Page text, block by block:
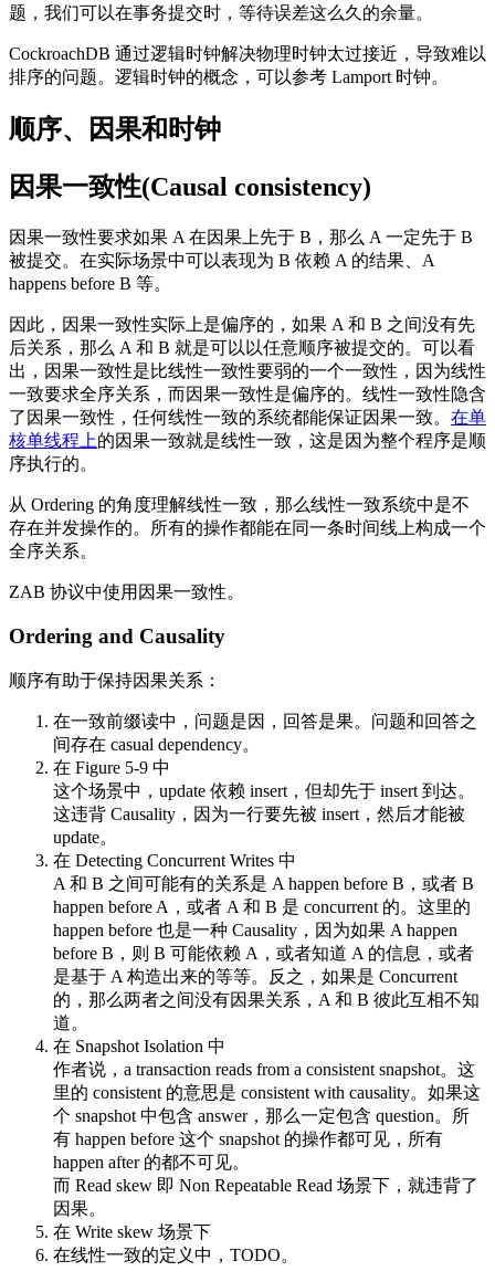
题，我们可以在事务提交时，等待误差这么久的余量。
CockroachDB 通过逻辑时钟解决物理时钟太过接近，导致难以
排序的问题。逻辑时钟的概念，可以参考 Lamport 时钟。
顺序、因果和时钟
因果一致性(Causal consistency)
因果一致性要求如果 A 在因果上先于 B，那么 A 一定先于 B
被提交。在实际场景中可以表现为 B 依赖 A 的结果、A
happens before B 等。
因此，因果一致性实际上是偏序的，如果 A 和 B 之间没有先
后关系，那么 A 和 B 就是可以以任意顺序被提交的。可以看
出，因果一致性是比线性一致性要弱的一个一致性，因为线性
一致要求全序关系，而因果一致性是偏序的。线性一致性隐含
了因果一致性，任何线性一致的系统都能保证因果一致。 在单
核单线程上的因果一致就是线性一致，这是因为整个程序是顺
序执行的。
从 Ordering 的角度理解线性一致，那么线性一致系统中是不
存在并发操作的。所有的操作都能在同一条时间线上构成一个
全序关系。
ZAB 协议中使用因果一致性。
Ordering and Causality
顺序有助于保持因果关系：
在一致前缀读中，问题是因，回答是果。问题和回答之
间存在 casual dependency。
在 Figure 5-9 中
这个场景中，update 依赖 insert，但却先于 insert 到达。
这违背 Causality，因为一行要先被 insert，然后才能被
update。
在 Detecting Concurrent Writes 中
A 和 B 之间可能有的关系是 A happen before B，或者 B
happen before A，或者 A 和 B 是 concurrent 的。这里的
happen before 也是一种 Causality，因为如果 A happen
before B，则 B 可能依赖 A，或者知道 A 的信息，或者
是基于 A 构造出来的等等。反之，如果是 Concurrent
的，那么两者之间没有因果关系，A 和 B 彼此互相不知
道。
在 Snapshot Isolation 中
作者说，a transaction reads from a consistent snapshot。这
里的 consistent 的意思是 consistent with causality。如果这
个 snapshot 中包含 answer，那么一定包含 question。所
有 happen before 这个 snapshot 的操作都可见，所有
happen after 的都不可见。
而 Read skew 即 Non Repeatable Read 场景下，就违背了
因果。
在 Write skew 场景下
在线性一致的定义中，TODO。